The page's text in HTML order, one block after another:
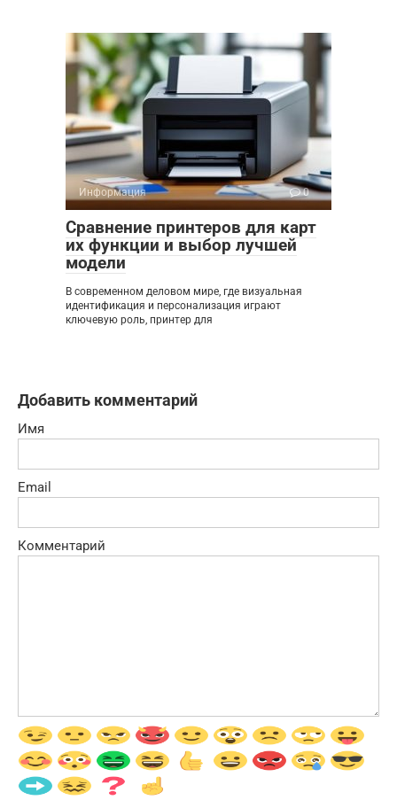
Информация 0
Сравнение принтеров для карт
их функции и выбор лучшей
модели
В современном деловом мире, где визуальная
идентификация и персонализация играют
ключевую роль, принтер для
Добавить комментарий
Имя
Email
Комментарий